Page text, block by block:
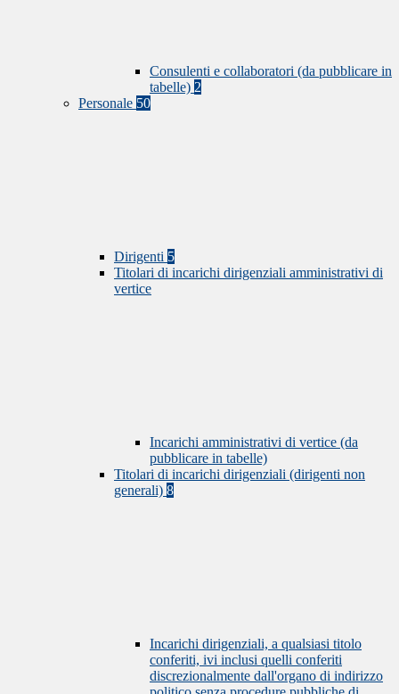
Consulenti e collaboratori (da pubblicare in
tabelle) 2
Personale 50
Dirigenti 5
Titolari di incarichi dirigenziali amministrativi di
vertice
Incarichi amministrativi di vertice (da
pubblicare in tabelle)
Titolari di incarichi dirigenziali (dirigenti non
generali) 8
Incarichi dirigenziali, a qualsiasi titolo
conferiti, ivi inclusi quelli conferiti
discrezionalmente dall'organo di indirizzo